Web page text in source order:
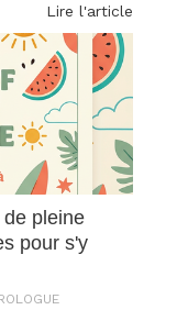
Lire l'article
pleine
pour s'y